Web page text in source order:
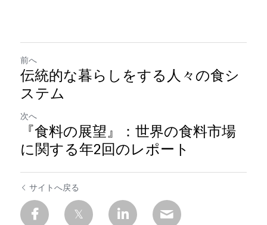
前へ
伝統的な暮らしをする人々の食シ
ステム
次へ
『食料の展望』：世界の食料市場
に関する年2回のレポート
サイトへ戻る